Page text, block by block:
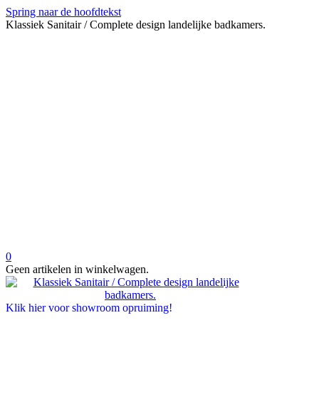
Spring naar de hoofdtekst
Klassiek Sanitair / Complete design landelijke badkamers.
0
Geen artikelen in winkelwagen.
Klik hier voor showroom opruiming!